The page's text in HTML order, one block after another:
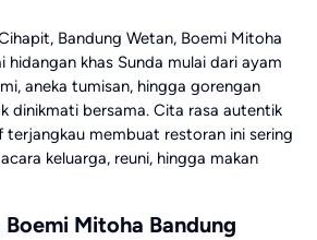
Bandung Wetan, Boemi Mitoha
hidangan khas Sunda mulai dari ayam
aneka tumisan, hingga gorengan
dinikmati bersama. Cita rasa autentik
terjangkau membuat restoran ini sering
keluarga, reuni, hingga makan
Mitoha Bandung